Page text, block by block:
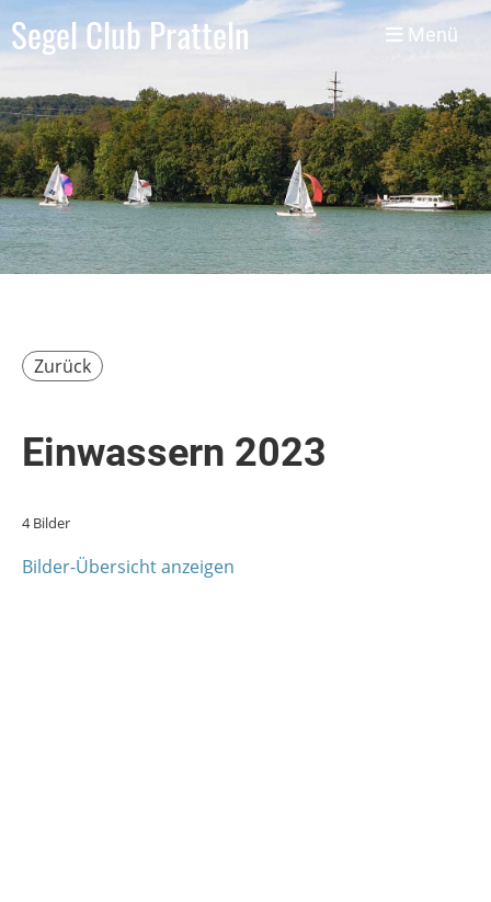
Segel Club Pratteln Menü
Zurück
Einwassern 2023
4 Bilder
Bilder-Übersicht anzeigen